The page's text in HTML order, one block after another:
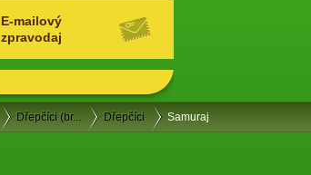
E-mailový
zpravodaj
Dřepčíci (br... Dřepčíci Samuraj